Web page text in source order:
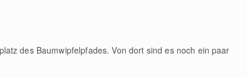
des Baumwipfelpfades. Von dort sind es noch ein paar